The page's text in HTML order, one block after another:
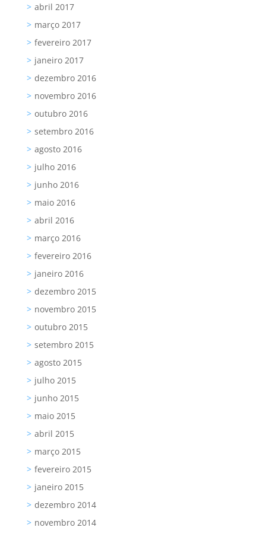
abril 2017
março 2017
fevereiro 2017
janeiro 2017
dezembro 2016
novembro 2016
outubro 2016
setembro 2016
agosto 2016
julho 2016
junho 2016
maio 2016
abril 2016
março 2016
fevereiro 2016
janeiro 2016
dezembro 2015
novembro 2015
outubro 2015
setembro 2015
agosto 2015
julho 2015
junho 2015
maio 2015
abril 2015
março 2015
fevereiro 2015
janeiro 2015
dezembro 2014
novembro 2014